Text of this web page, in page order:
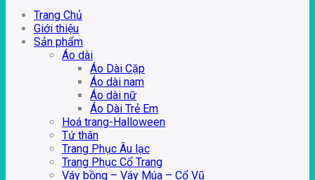
Trang Chủ
Giới thiệu
Sản phẩm
Áo dài
Áo Dài Cặp
Áo dài nam
Áo dài nữ
Áo Dài Trẻ Em
Hoá trang-Halloween
Tứ thân
Trang Phục Âu lạc
Trang Phục Cổ Trang
Váy bồng – Váy Múa – Cổ Vũ